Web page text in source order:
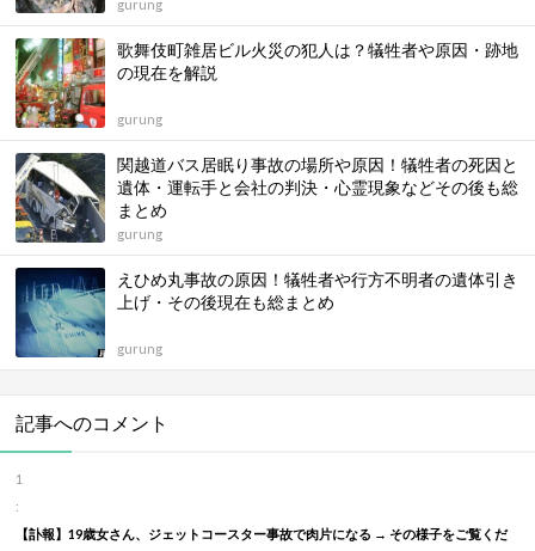
gurung
歌舞伎町雑居ビル火災の犯人は？犠牲者や原因・跡地
の現在を解説
gurung
関越道バス居眠り事故の場所や原因！犠牲者の死因と
遺体・運転手と会社の判決・心霊現象などその後も総
まとめ
gurung
えひめ丸事故の原因！犠牲者や行方不明者の遺体引き
上げ・その後現在も総まとめ
gurung
記事へのコメント
1
:
【訃報】19歳女さん、ジェットコースター事故で肉片になる → その様子をご覧くだ